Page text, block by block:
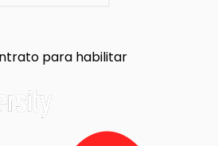
para habilitar